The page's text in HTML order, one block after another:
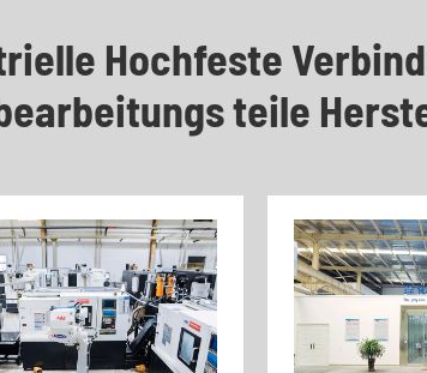
Hochfeste
teile